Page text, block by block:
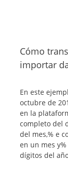
Cómo
importar
En este
octubre de
en la
completo del
del mes,% e
en un mes
dígitos del